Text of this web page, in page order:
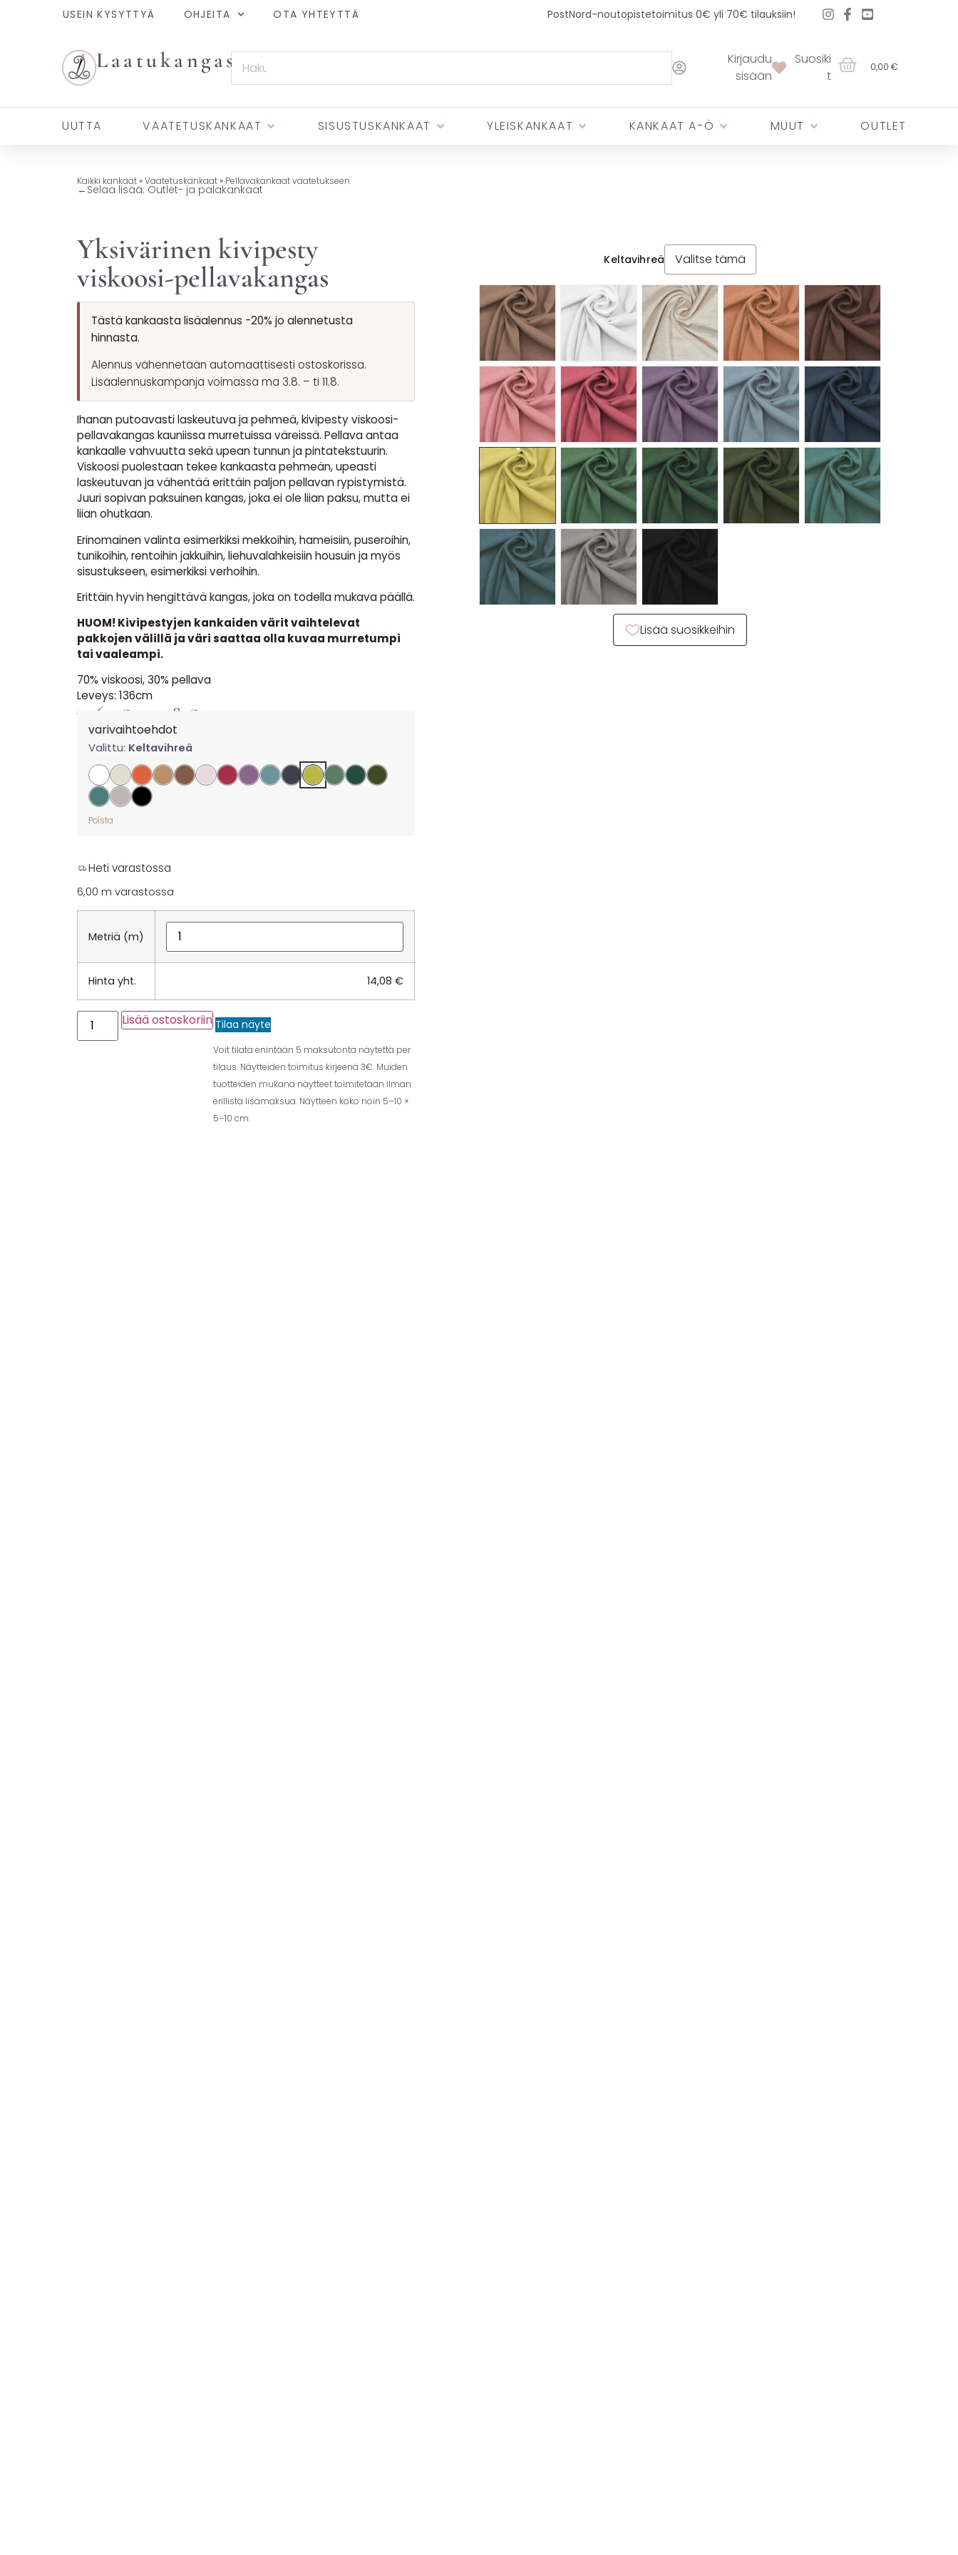
USEIN KYSYTTYÄ OHJEITA OTA YHTEYTTÄ PostNord-noutopistetoimitus 0€ yli 70€ tilauksiin!
Laatukangas
Kirjaudu
sisään
Suosiki
t
0,00 €
UUTTA VAATETUSKANKAAT SISUSTUSKANKAAT YLEISKANKAAT KANKAAT A-Ö MUUT OUTLET
Kaikki kankaat»Vaatetuskankaat» Pellavakankaat vaatetukseen
←Selaa lisää: Outlet- ja palakankaat
Yksivärinen kivipesty
viskoosi-pellavakangas
Tästä kankaasta lisäalennus -20% jo alennetusta
hinnasta.
Alennus vähennetään automaattisesti ostoskorissa.
Lisäalennuskampanja voimassa ma 3.8. – ti 11.8.
Ihanan putoavasti laskeutuva ja pehmeä, kivipesty viskoosi-
pellavakangas kauniissa murretuissa väreissä. Pellava antaa
kankaalle vahvuutta sekä upean tunnun ja pintatekstuurin.
Viskoosi puolestaan tekee kankaasta pehmeän, upeasti
laskeutuvan ja vähentää erittäin paljon pellavan rypistymistä.
Juuri sopivan paksuinen kangas, joka ei ole liian paksu, mutta ei
liian ohutkaan.
Erinomainen valinta esimerkiksi mekkoihin, hameisiin, puseroihin,
tunikoihin, rentoihin jakkuihin, liehuvalahkeisiin housuin ja myös
sisustukseen, esimerkiksi verhoihin.
Erittäin hyvin hengittävä kangas, joka on todella mukava päällä.
HUOM! Kivipestyjen kankaiden värit vaihtelevat
pakkojen välillä ja väri saattaa olla kuvaa murretumpi
tai vaaleampi.
70% viskoosi, 30% pellava
Leveys: 136cm
17,60 € 14,08 €
varivaihtoehdot
Valittu: Keltavihreä
Poista
Heti varastossa
6,00 m varastossa
Metriä (m)
Hinta yht. 14,08 €
Lisää ostoskoriin Tilaa näyte
Voit tilata enintään 5 maksutonta näytettä per
tilaus. Näytteiden toimitus kirjeenä 3€. Muiden
tuotteiden mukana näytteet toimitetaan ilman
erillistä lisämaksua. Näytteen koko noin 5–10 ×
5–10 cm.
Keltavihreä Valitse tämä
Lisää suosikkeihin